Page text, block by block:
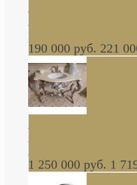
Decorated Bathroom
встраиваемая для
роза В НАЛИЧИИ
190 000 руб. 221
стиле барокко, из
коричневый матовый
1 250 000 руб. 1